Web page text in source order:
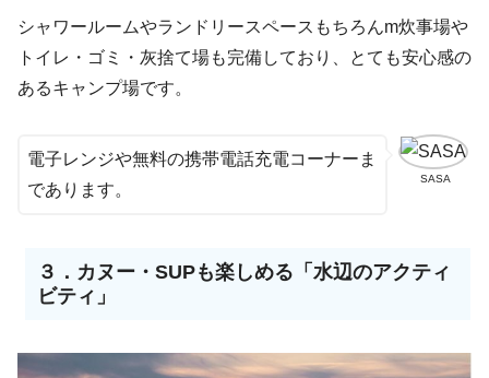
シャワールームやランドリースペースもちろんm炊事場や
トイレ・ゴミ・灰捨て場も完備しており、とても安心感の
あるキャンプ場です。
SASA
電子レンジや無料の携帯電話充電コーナーま
であります。
３．カヌー・SUPも楽しめる「水辺のアクティ
ビティ」